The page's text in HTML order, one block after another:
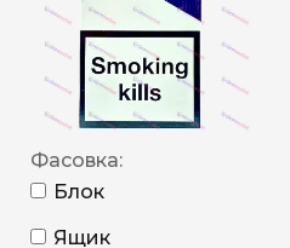
Фасовка:
Блок
Ящик